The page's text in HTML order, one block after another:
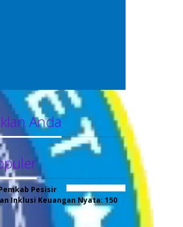
Anda
Pesisir
Inklusi Keuangan Nyata: 150